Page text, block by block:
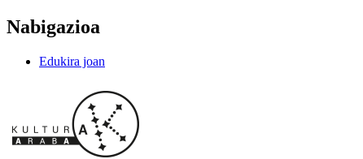
Nabigazioa
Edukira joan